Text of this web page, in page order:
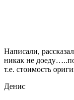
Написали,
никак не
т.е. стоимость
Денис